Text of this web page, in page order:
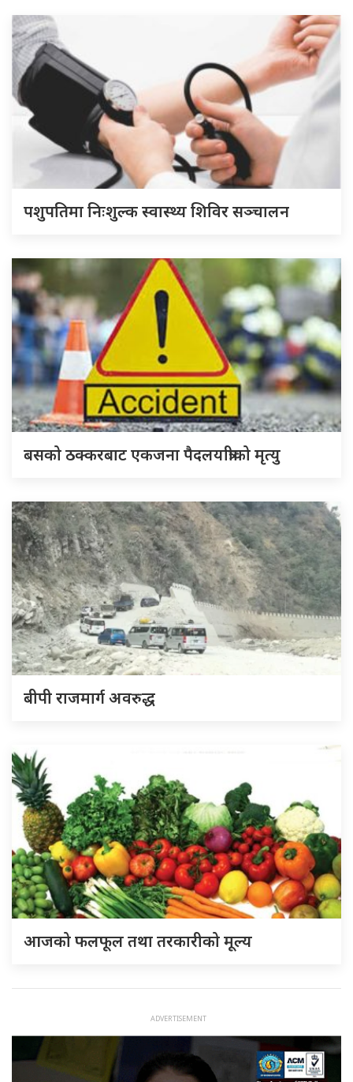
पशुपतिमा निःशुल्क स्वास्थ्य शिविर सञ्चालन
बसको ठक्करबाट एकजना पैदलयात्रीको मृत्यु
बीपी राजमार्ग अवरुद्ध
आजको फलफूल तथा तरकारीको मूल्य